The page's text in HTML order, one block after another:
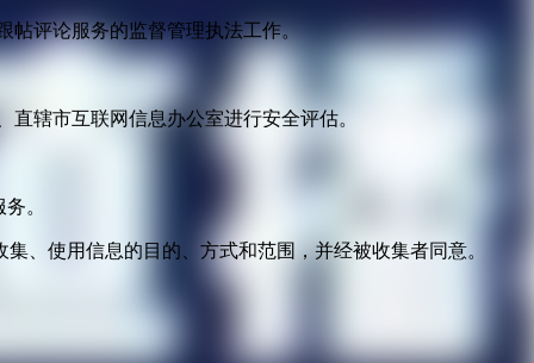
帖评论服务的监督管理执法工作。
辖市互联网信息办公室进行安全评估。
。
、使用信息的目的、方式和范围，并经被收集者同意。